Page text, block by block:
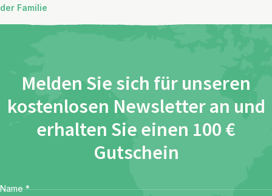
der Familie
Melden Sie sich für unseren
kostenlosen Newsletter an und
erhalten Sie einen 100 €
Gutschein
Name *